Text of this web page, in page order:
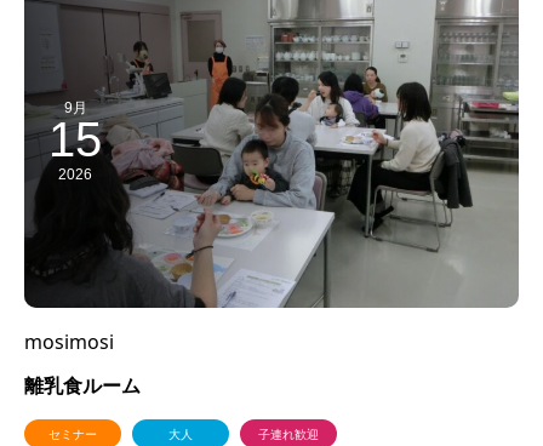
9月
15
2026
mosimosi
離乳食ルーム
セミナー 大人 子連れ歓迎